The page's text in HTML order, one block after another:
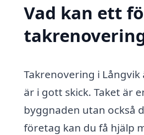
Vad kan ett
Takrenovering i
är i gott skick. Taket är
byggnaden utan också
företag kan du få hjälp